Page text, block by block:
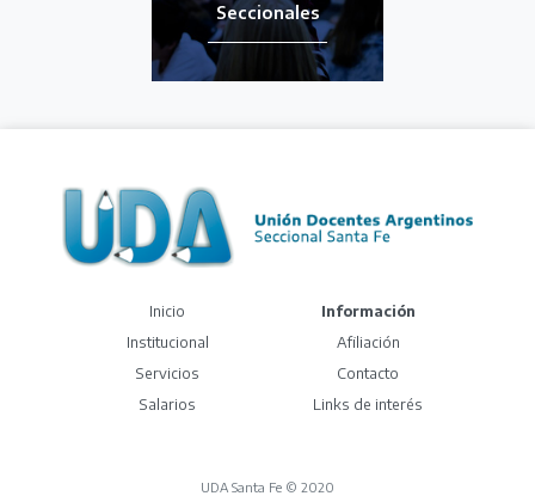
Seccionales
Inicio
Institucional
Servicios
Salarios
Información
Afiliación
Contacto
Links de interés
UDA Santa Fe © 2020